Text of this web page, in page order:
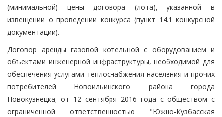
(минимальной) цены договора (лота), указанной в
извещении о проведении конкурса (пункт 14.1 конкурсной
документации).
Договор аренды газовой котельной с оборудованием и
объектами инженерной инфраструктуры, необходимой для
обеспечения услугами теплоснабжения населения и прочих
потребителей Новоильинского района города
Новокузнецка, от 12 сентября 2016 года с обществом с
ограниченной ответственностью "Южно-Кузбасская